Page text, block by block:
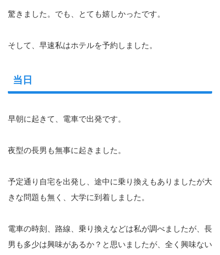
驚きました。でも、とても嬉しかったです。
そして、早速私はホテルを予約しました。
当日
早朝に起きて、電車で出発です。
夜型の長男も無事に起きました。
予定通り自宅を出発し、途中に乗り換えもありましたが大
きな問題も無く、大学に到着しました。
電車の時刻、路線、乗り換えなどは私が調べましたが、長
男も多少は興味があるか？と思いましたが、全く興味ない